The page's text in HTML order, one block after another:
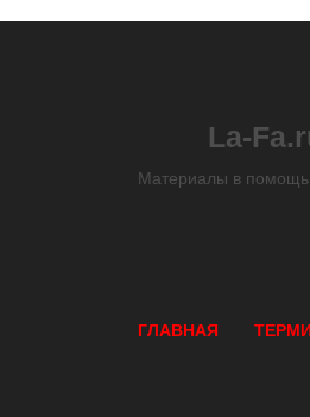
La-
Материалы в помощь
ГЛАВНАЯ